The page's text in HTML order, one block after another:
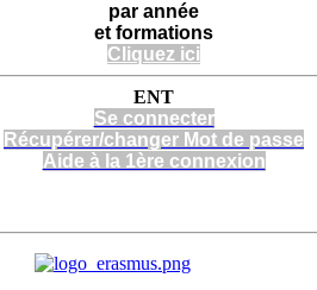
par année
et formations
Cliquez ici
ENT
Se connecter
Récupérer/changer Mot de passe
Aide à la 1ère connexion